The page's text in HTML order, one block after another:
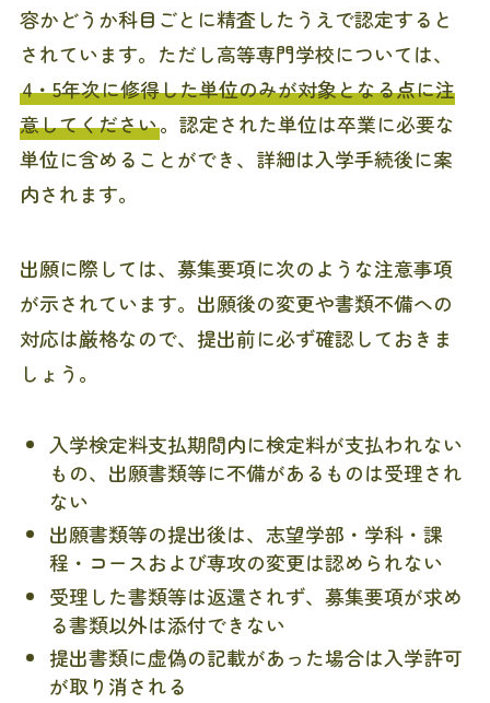
容かどうか科目ごとに精査したうえで認定すると
されています。ただし高等専門学校については、
4・5年次に修得した単位のみが対象となる点に注
意してください。認定された単位は卒業に必要な
単位に含めることができ、詳細は入学手続後に案
内されます。
出願に際しては、募集要項に次のような注意事項
が示されています。出願後の変更や書類不備への
対応は厳格なので、提出前に必ず確認しておきま
しょう。
入学検定料支払期間内に検定料が支払われない
もの、出願書類等に不備があるものは受理され
ない
出願書類等の提出後は、志望学部・学科・課
程・コースおよび専攻の変更は認められない
受理した書類等は返還されず、募集要項が求め
る書類以外は添付できない
提出書類に虚偽の記載があった場合は入学許可
が取り消される